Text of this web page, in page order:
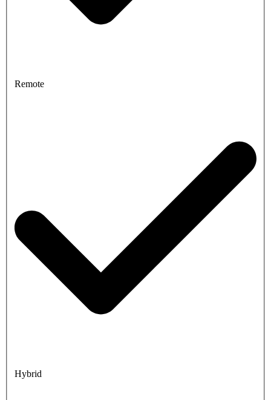
Remote
Hybrid